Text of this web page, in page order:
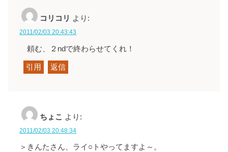
コリコリ より:
2011/02/03 20:43:43
頼む、２ndで終わらせてくれ！
引用 返信
ちょこ より:
2011/02/03 20:48:34
＞きんたさん、ライ○トやってますよ～。